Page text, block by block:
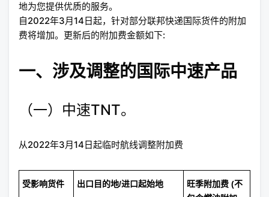
地为您提供优质的服务。
自2022年3月14日起，针对部分联邦快递国际货件的附加
费将增加。更新后的附加费金额如下:
一、涉及调整的国际中速产品
（一）中速TNT。
从2022年3月14日起临时航线调整附加费
受影响货件 出口目的地/进口起始地
旺季附加费 (不